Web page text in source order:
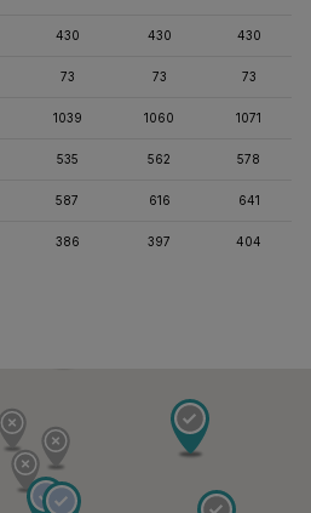
430 430 430
73 73 73
1039 1060 1071
535 562 578
587 616 641
386 397 404